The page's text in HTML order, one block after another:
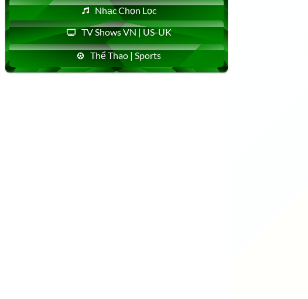
Nhạc Chọn Lọc
TV Shows VN | US-UK
Thể Thao | Sports